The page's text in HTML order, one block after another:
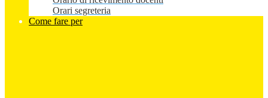
Orari segreteria
Come fare per